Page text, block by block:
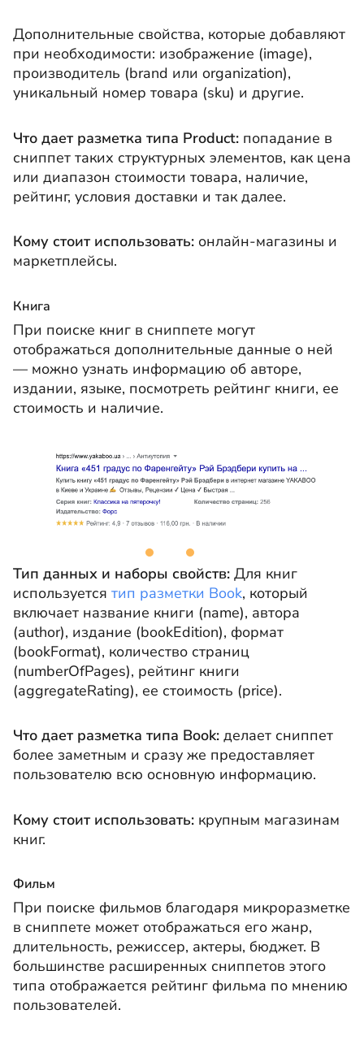
Дополнительные свойства, которые добавляют
при необходимости: изображение (image),
производитель (brand или organization),
уникальный номер товара (sku) и другие.
Что дает разметка типа Product: попадание в
сниппет таких структурных элементов, как цена
или диапазон стоимости товара, наличие,
рейтинг, условия доставки и так далее.
Кому стоит использовать: онлайн-магазины и
маркетплейсы.
Книга
При поиске книг в сниппете могут
отображаться дополнительные данные о ней
— можно узнать информацию об авторе,
издании, языке, посмотреть рейтинг книги, ее
стоимость и наличие.
Тип данных и наборы свойств: Для книг
используется тип разметки Book, который
включает название книги (name), автора
(author), издание (bookEdition), формат
(bookFormat), количество страниц
(numberOfPages), рейтинг книги
(aggregateRating), ее стоимость (price).
Что дает разметка типа Book: делает сниппет
более заметным и сразу же предоставляет
пользователю всю основную информацию.
Кому стоит использовать: крупным магазинам
книг.
Фильм
При поиске фильмов благодаря микроразметке
в сниппете может отображаться его жанр,
длительность, режиссер, актеры, бюджет. В
большинстве расширенных сниппетов этого
типа отображается рейтинг фильма по мнению
пользователей.